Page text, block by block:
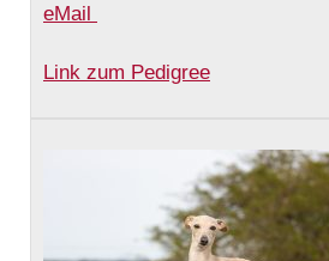
eMail
Link zum Pedigree